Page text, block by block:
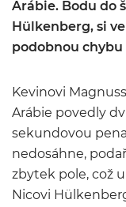
Arábie. Bodu do
Hülkenberg, si
podobnou
Kevinovi
Arábie povedly
sekundovou
nedosáhne,
zbytek pole, což
Nicovi